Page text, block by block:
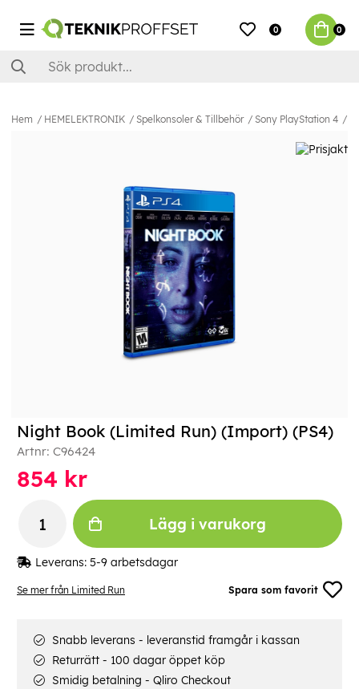
0 0
Hem HEMELEKTRONIK Spelkonsoler & Tillbehör Sony PlayStation 4
Se mer från Limited Run Spara som favorit
Night Book (Limited Run) (Import) (PS4)
Artnr: C96424
854 kr
Lägg i varukorg
Leverans: 5-9 arbetsdagar
Snabb leverans - leveranstid framgår i kassan
Returrätt - 100 dagar öppet köp
Smidig betalning - Qliro Checkout